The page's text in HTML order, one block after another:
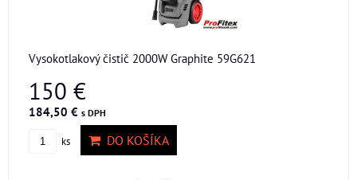
Vysokotlakový čistič 2000W Graphite 59G621
150 €
184,50 € s DPH
ks DO KOŠÍKA